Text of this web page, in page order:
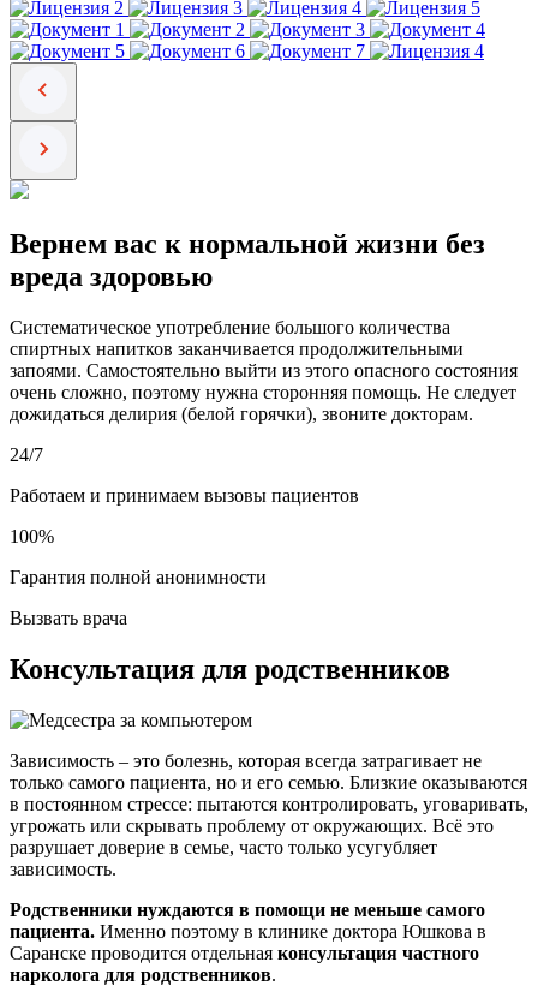
Вернем вас к нормальной жизни без
вреда здоровью
Систематическое употребление большого количества
спиртных напитков заканчивается продолжительными
запоями. Самостоятельно выйти из этого опасного состояния
очень сложно, поэтому нужна сторонняя помощь. Не следует
дожидаться делирия (белой горячки), звоните докторам.
24/7
Работаем и принимаем вызовы пациентов
100%
Гарантия полной анонимности
Вызвать врача
Консультация для родственников
Зависимость – это болезнь, которая всегда затрагивает не
только самого пациента, но и его семью. Близкие оказываются
в постоянном стрессе: пытаются контролировать, уговаривать,
угрожать или скрывать проблему от окружающих. Всё это
разрушает доверие в семье, часто только усугубляет
зависимость.
Родственники нуждаются в помощи не меньше самого
пациента. Именно поэтому в клинике доктора Юшкова в
Саранске проводится отдельная консультация частного
нарколога для родственников.